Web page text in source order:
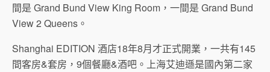
間是 Grand Bund View King Room，一間是 Grand Bund
View 2 Queens。
Shanghai EDITION 酒店18年8月才正式開業，一共有145
間客房&套房，9個餐廳&酒吧。上海艾迪遜是國內第二家